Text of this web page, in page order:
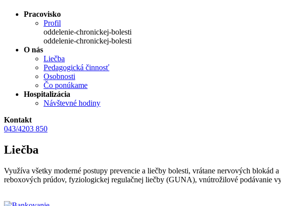
Pracovisko
Profil
oddelenie-chronickej-bolesti
oddelenie-chronickej-bolesti
O nás
Liečba
Pedagogická činnosť
Osobnosti
Čo ponúkame
Hospitalizácia
Návštevné hodiny
Kontakt
043/4203 850
Liečba
Využíva všetky moderné postupy prevencie a liečby bolesti, vrátane nervových
reboxových prúdov, fyziologickej regulačnej liečby (GUNA), vnútrožilové podávanie